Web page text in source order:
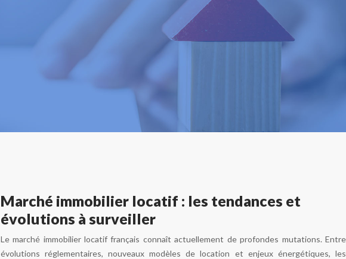
Marché immobilier locatif : les tendances et
évolutions à surveiller
Le marché immobilier locatif français connaît actuellement de profondes mutations. Entre
évolutions réglementaires, nouveaux modèles de location et enjeux énergétiques, les